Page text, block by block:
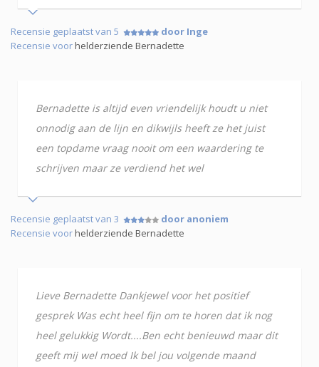
Recensie geplaatst van 5
door Inge
Recensie voorhelderziende Bernadette
Bernadette is altijd even vriendelijk houdt u niet
onnodig aan de lijn en dikwijls heeft ze het juist
een topdame vraag nooit om een waardering te
schrijven maar ze verdiend het wel
Recensie geplaatst van 3
door anoniem
Recensie voorhelderziende Bernadette
Lieve Bernadette Dankjewel voor het positief
gesprek Was echt heel fijn om te horen dat ik nog
heel gelukkig Wordt....Ben echt benieuwd maar dit
geeft mij wel moed Ik bel jou volgende maand